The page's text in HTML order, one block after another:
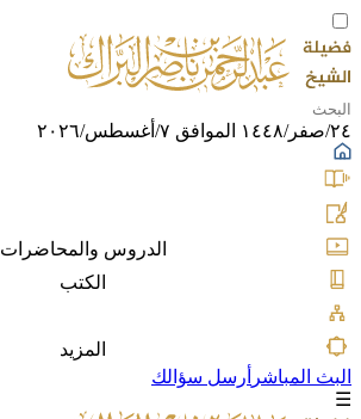
٢٤/صفر/١٤٤٨ الموافق ٧/أغسطس/٢٠٢٦
الدروس والمحاضرات
الكتب
المزيد
البث المباشر أرسل سؤالك
☰